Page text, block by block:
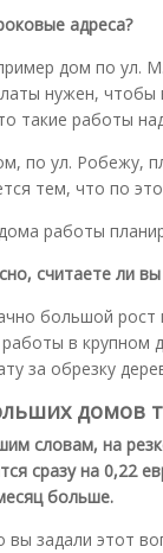
адреса?
дом по ул.
нужен, чтобы
такие работы
по ул. Робежу,
тем, что по
работы
считаете ли
большой
в крупном
за обрезку
домов
словам, на
сразу на 0,22
больше.
задали этот